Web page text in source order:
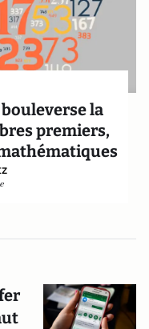
la
premiers,